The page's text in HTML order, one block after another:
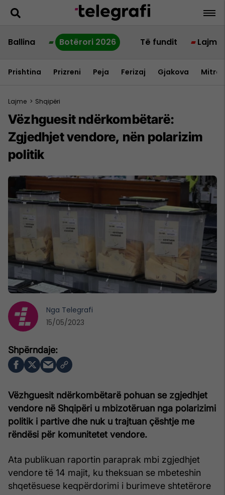
Ballina Botërori 2026 Të fundit Lajme
Prishtina Prizreni Peja Ferizaj Gjakova
Lajme > Shqipëri
Vëzhguesit ndërkombëtarë:
Zgjedhjet vendore, nën polarizim
politik
Vëzhguesit ndërkombëtarë pohuan se zgjedhjet
vendore në Shqipëri u mbizotëruan nga polarizimi
politik i partive dhe nuk u trajtuan çështje me
rëndësi për komunitetet vendore.
Ata publikuan raportin paraprak mbi zgjedhjet
vendore të 14 majit, ku theksuan se mbeteshin
shqetësuese keqpërdorimi i burimeve shtetërore
Nga Telegrafi
15/05/2023